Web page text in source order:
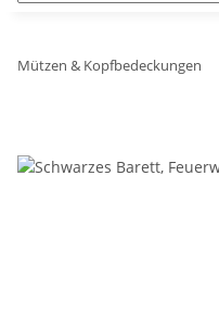
Mützen & Kopfbedeckungen